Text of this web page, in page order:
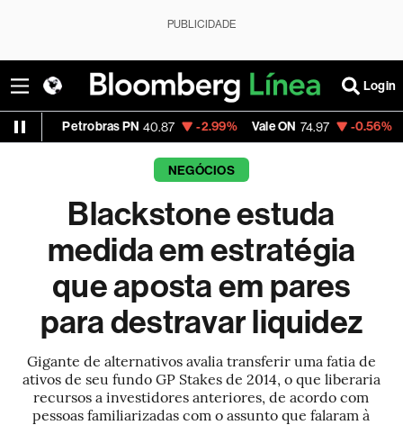
PUBLICIDADE
Login
40.87 -2.99% Vale ON 74.97 -0.56% Itaú PN 40.75
NEGÓCIOS
Blackstone estuda
medida em estratégia
que aposta em pares
para destravar liquidez
Gigante de alternativos avalia transferir uma fatia de
ativos de seu fundo GP Stakes de 2014, o que liberaria
recursos a investidores anteriores, de acordo com
pessoas familiarizadas com o assunto que falaram à